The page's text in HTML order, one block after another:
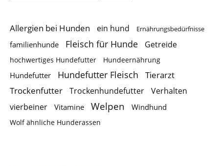
Allergien bei Hunden ein hund Ernährungsbedürfnisse
familienhunde Fleisch für Hunde Getreide
hochwertiges Hundefutter Hundeernährung
Hundefutter Hundefutter Fleisch
Tierarzt
Trockenfutter
Trockenhundefutter
Verhalten
vierbeiner
Vitamine Welpen Windhund
Wolf ähnliche Hunderassen